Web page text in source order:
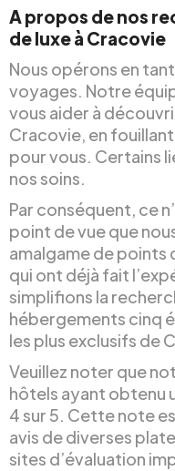
A propos de nos
de luxe à Cracovie
Nous opérons en
voyages. Notre
vous aider à
Cracovie, en
pour vous. Certains
nos soins.
Par conséquent, ce
point de vue que
amalgame de points
qui ont déjà fait
simplifions la
hébergements cinq
les plus exclusifs de
Veuillez noter que
hôtels ayant obtenu
4 sur 5. Cette note
avis de diverses
sites d’évaluation